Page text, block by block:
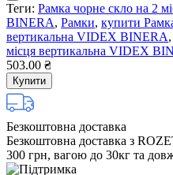
Теги: Рамка чорне скло на 2
BINERA, Рамки, купити
вертикальна VIDEX BINERA,
місця вертикальна VIDEX
503.00 ₴
Купити
Безкоштовна доставка
Безкоштовна доставка з
300 грн, вагою до 30кг та